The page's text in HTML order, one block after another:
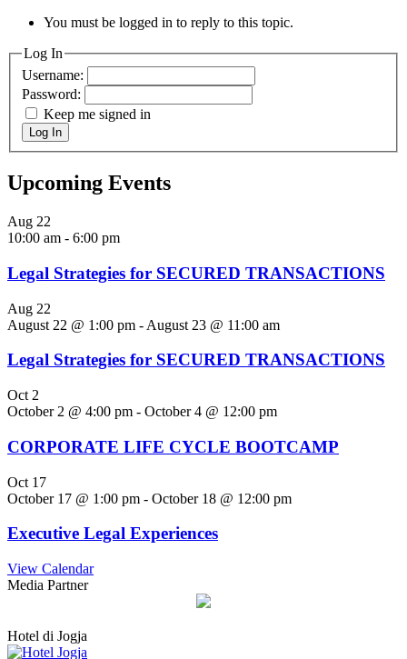
You must be logged in to reply to this topic.
Log In
Username:
Password:
Keep me signed in
Log In
Upcoming Events
Aug 22
10:00 am - 6:00 pm
Legal Strategies for SECURED TRANSACTIONS
Aug 22
August 22 @ 1:00 pm - August 23 @ 11:00 am
Legal Strategies for SECURED TRANSACTIONS
Oct 2
October 2 @ 4:00 pm - October 4 @ 12:00 pm
CORPORATE LIFE CYCLE BOOTCAMP
Oct 17
October 17 @ 1:00 pm - October 18 @ 12:00 pm
Executive Legal Experiences
View Calendar
Media Partner
Hotel di Jogja